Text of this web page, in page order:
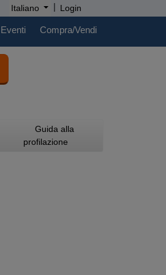
Italiano | Login
Eventi Compra/Vendi
Guida alla
profilazione